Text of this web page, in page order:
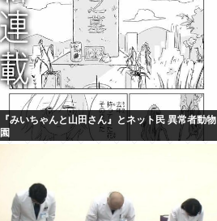
『みいちゃんと山田さん』とネット民 異常者動物
園